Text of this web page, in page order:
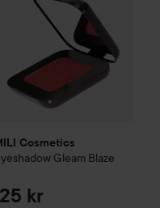
Cosmetics
Gleam Blaze
kr